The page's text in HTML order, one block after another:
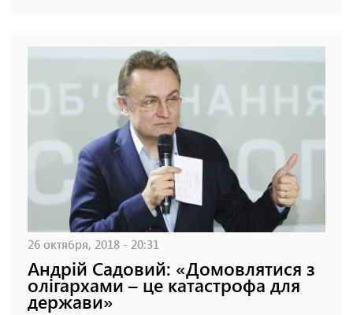
26 октября, 2018 - 20:31
Андрій Садовий: «Домовлятися з
олігархами – це катастрофа для
держави»